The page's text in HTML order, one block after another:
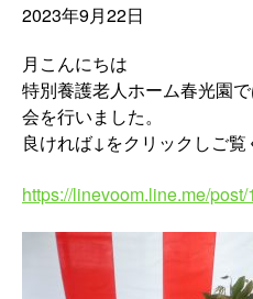
2023年9月22日
月こんにちは
特別養護老人ホーム春光園
会を行いました。
良ければ↓をクリックしご覧
https://linevoom.line.me/